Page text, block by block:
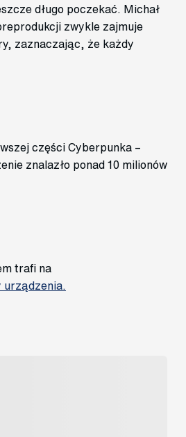
długo poczekać. Michał
zwykle zajmuje
zaznaczając, że każdy
części Cyberpunka –
znalazło ponad 10 milionów
trafi na
urządzenia.